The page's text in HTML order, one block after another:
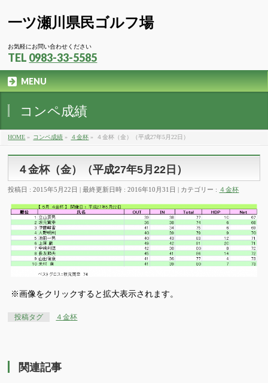
一ツ瀬川県民ゴルフ場
お気軽にお問い合わせください
TEL 0983-33-5585
MENU
コンペ成績
HOME » コンペ成績 » ４金杯 » ４金杯（金）（平成27年5月22日）
４金杯（金）（平成27年5月22日）
投稿日 : 2015年5月22日 最終更新日時 : 2016年10月31日 カテゴリー : ４金杯
※画像をクリックすると拡大表示されます。
投稿タグ ４金杯
関連記事